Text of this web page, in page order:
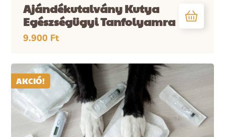
Ajándékutalvány Kutya
Egészségügyi Tanfolyamra
9.900 Ft
AKCIÓ!